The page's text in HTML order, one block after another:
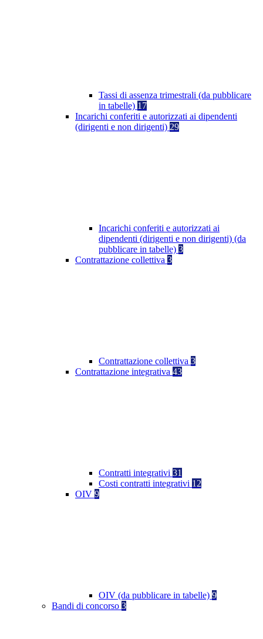
Tassi di assenza trimestrali (da pubblicare
in tabelle) 17
Incarichi conferiti e autorizzati ai dipendenti
(dirigenti e non dirigenti) 29
Incarichi conferiti e autorizzati ai
dipendenti (dirigenti e non dirigenti) (da
pubblicare in tabelle) 3
Contrattazione collettiva 3
Contrattazione collettiva 3
Contrattazione integrativa 43
Contratti integrativi 31
Costi contratti integrativi 12
OIV 9
OIV (da pubblicare in tabelle) 9
Bandi di concorso 3